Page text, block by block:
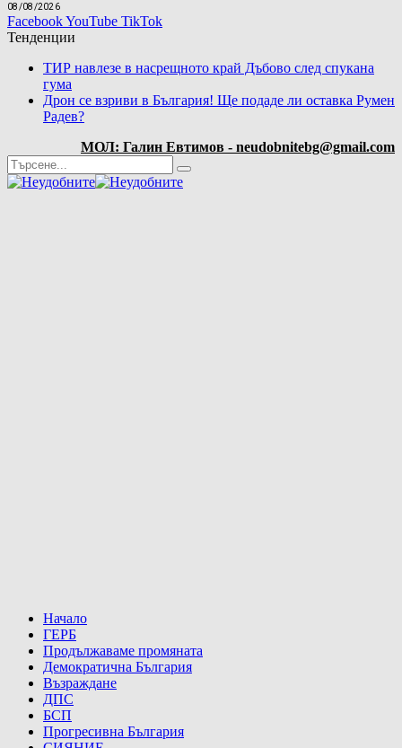
08/08/2026
FacebookYouTube TikTok
Тенденции
ТИР навлезе в насрещното край Дъбово след спукана
гума
Дрон се взриви в България! Ще подаде ли оставка Румен
Радев?
МОЛ: Галин Евтимов - neudobnitebg@gmail.com
Начало
ГЕРБ
Продължаваме промяната
Демократична България
Възраждане
ДПС
БСП
Прогресивна България